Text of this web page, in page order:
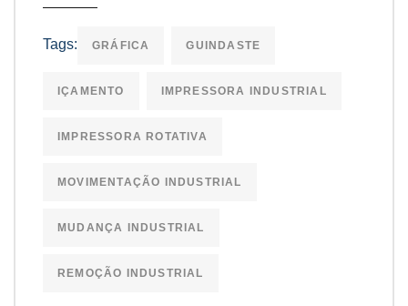
Tags: GRÁFICA GUINDASTE
IÇAMENTO IMPRESSORA INDUSTRIAL
IMPRESSORA ROTATIVA
MOVIMENTAÇÃO INDUSTRIAL
MUDANÇA INDUSTRIAL
REMOÇÃO INDUSTRIAL